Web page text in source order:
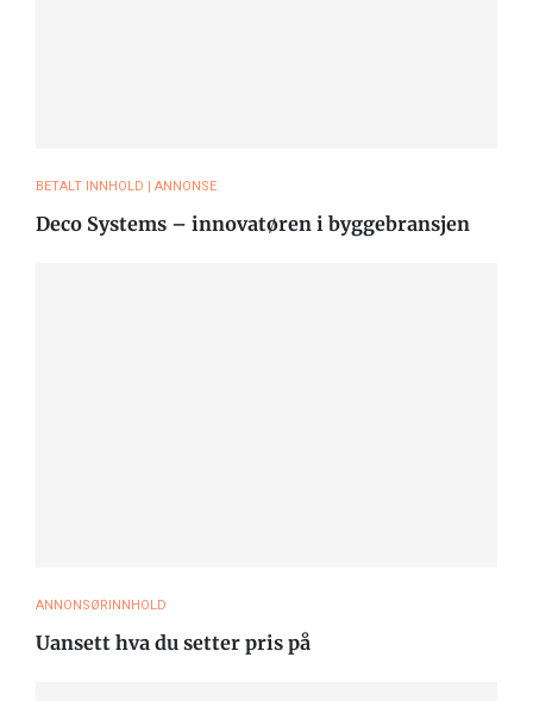
BETALT INNHOLD | ANNONSE
Deco Systems – innovatøren i byggebransjen
ANNONSØRINNHOLD
Uansett hva du setter pris på